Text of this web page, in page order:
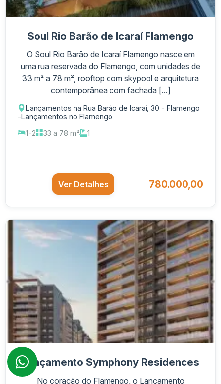
Soul Rio Barão de Icaraí Flamengo
O Soul Rio Barão de Icaraí Flamengo nasce em
uma rua reservada do Flamengo, com unidades de
33 m² a 78 m², rooftop com skypool e arquitetura
contemporânea com fachada [...]
Lançamentos na Rua Barão de Icaraí, 30 - Flamengo
-Lançamentos no Flamengo
1-2
33 a 78 m² 1
Ver Detalhes 780.000,00
Lançamento Symphony Residences
No coração do Flamengo, o Lançamento